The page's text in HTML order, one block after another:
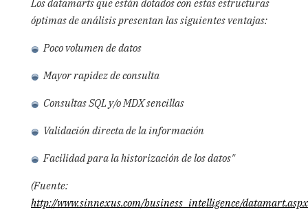
Los datamarts que están dotados con estas estructuras
óptimas de análisis presentan las siguientes ventajas:
Poco volumen de datos
Mayor rapidez de consulta
Consultas SQL y/o MDX sencillas
Validación directa de la información
Facilidad para la historización de los datos"
(Fuente:
http://www.sinnexus.com/business_intelligence/datamart.aspx